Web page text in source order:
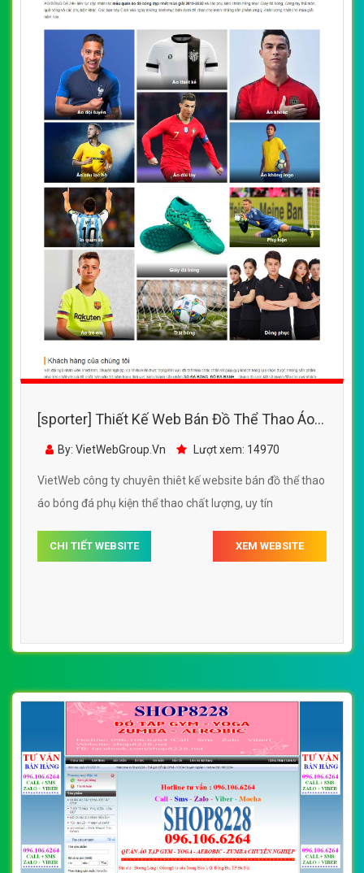
[sporter] Thiết Kế Web Bán Đồ Thể Thao Áo
Bóng Đá Và Phụ Kiện
By: VietWebGroup.Vn Lượt xem: 14970
VietWeb công ty chuyên thiêt kế website bán đồ thể thao
áo bóng đá phụ kiện thể thao chất lượng, uy tín
CHI TIẾT WEBSITE XEM WEBSITE